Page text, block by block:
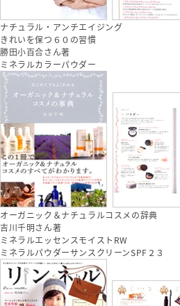
ナチュラル・アンチエイジング
きれいを保つ６０の習慣
勝田小百合さん著
ミネラルカラーパウダー
オーガニック＆ナチュラルコスメの辞典
吉川千明さん著
ミネラルエッセンスモイストRW
ミネラルパウダーサンスクリーンSPF２３